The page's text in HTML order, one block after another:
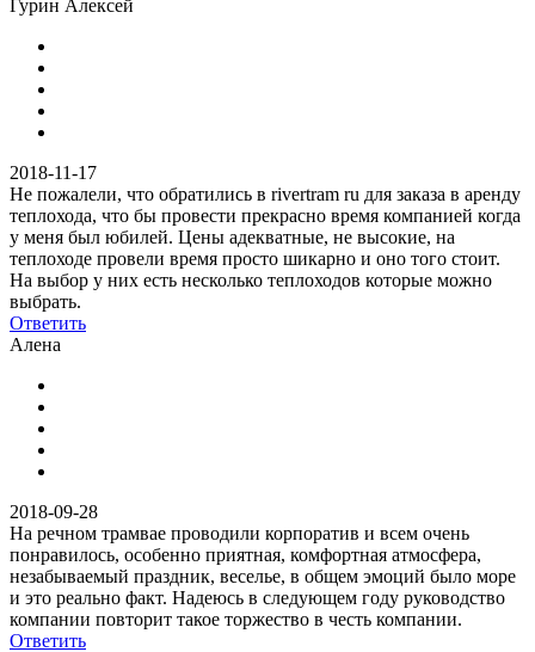
Гурин Алексей
2018-11-17
Не пожалели, что обратились в rivertram ru для заказа в аренду
теплохода, что бы провести прекрасно время компанией когда
у меня был юбилей. Цены адекватные, не высокие, на
теплоходе провели время просто шикарно и оно того стоит.
На выбор у них есть несколько теплоходов которые можно
выбрать.
Ответить
Алена
2018-09-28
На речном трамвае проводили корпоратив и всем очень
понравилось, особенно приятная, комфортная атмосфера,
незабываемый праздник, веселье, в общем эмоций было море
и это реально факт. Надеюсь в следующем году руководство
компании повторит такое торжество в честь компании.
Ответить